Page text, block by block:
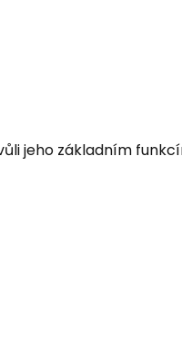
jeho základním